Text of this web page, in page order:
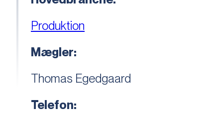
Produktion
Mægler:
Thomas Egedgaard
Telefon: